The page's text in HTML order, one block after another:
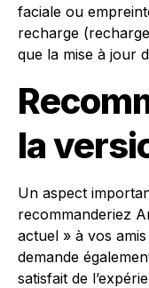
faciale ou
recharge
que la mise à jour
la
Un aspect
recommanderiez
actuel » à vos
demande
satisfait de